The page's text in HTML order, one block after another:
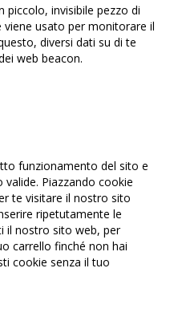
piccolo, invisibile pezzo di
usato per monitorare il
diversi dati su di te
web beacon.
funzionamento del sito e
Piazzando cookie
te visitare il nostro sito
ripetutamente le
il nostro sito web, per
carrello finché non hai
cookie senza il tuo